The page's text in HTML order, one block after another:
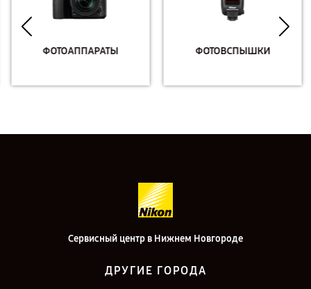
ФОТОАППАРАТЫ ФОТОВСПЫШКИ
Сервисный центр в Нижнем Новгороде
ДРУГИЕ ГОРОДА